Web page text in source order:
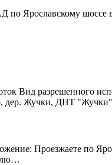
Ярославскому шоссе
Вид разрешенного
дер. Жучки, ДНТ
Проезжаете по